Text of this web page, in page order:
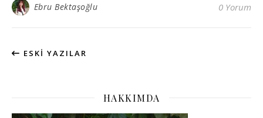
Ebru Bektaşoğlu 0 Yorum
ESKI YAZILAR
HAKKIMDA